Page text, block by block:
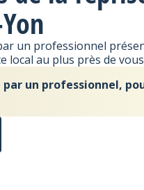
un professionnel
local au plus près de
par un professionnel,